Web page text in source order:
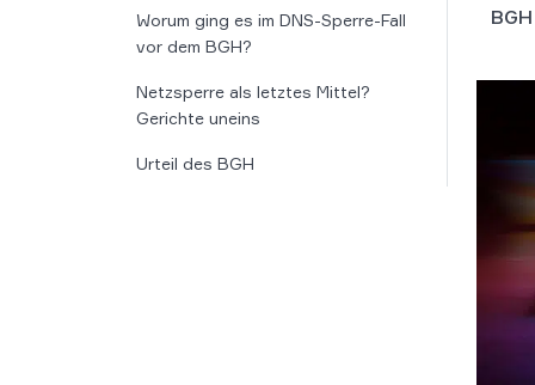
Worum ging es im DNS-Sperre-Fall
vor dem BGH?
Netzsperre als letztes Mittel?
Gerichte uneins
Urteil des BGH